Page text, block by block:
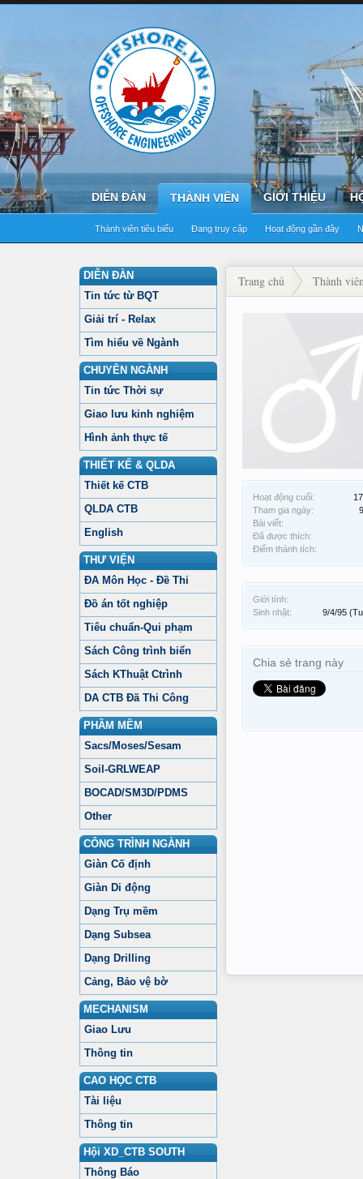
DIỄN ĐÀN THÀNH VIÊN
Thành viên tiêu biểu Đang truy cập Hoạt động gần đây
GIỚI THIỆU
DIỄN ĐÀN
Tin tức từ BQT
Giải trí - Relax
Tìm hiểu về Ngành
CHUYÊN NGÀNH
Tin tức Thời sự
Giao lưu kinh nghiệm
Hình ảnh thực tế
THIẾT KẾ & QLDA
Thiết kế CTB
QLDA CTB
English
THƯ VIỆN
ĐA Môn Học - Đề Thi
Đồ án tốt nghiệp
Tiêu chuẩn-Qui phạm
Sách Công trình biển
Sách KThuật Ctrình
DA CTB Đã Thi Công
PHẦM MỀM
Sacs/Moses/Sesam
Soil-GRLWEAP
BOCAD/SM3D/PDMS
Other
CÔNG TRÌNH NGÀNH
Giàn Cố định
Giàn Di động
Dạng Trụ mềm
Dạng Subsea
Dạng Drilling
Cảng, Bảo vệ bờ
MECHANISM
Giao Lưu
Thông tin
CAO HỌC CTB
Tài liệu
Thông tin
Hội XD_CTB SOUTH
Thông Báo
Trang chủ Thành
Hoạt động cuối:
Tham gia ngày:
Bài viết:
Đã được thích:
Điểm thành tích:
Giới tính:
Sinh nhật:
9/4/95
Chia sẻ trang này